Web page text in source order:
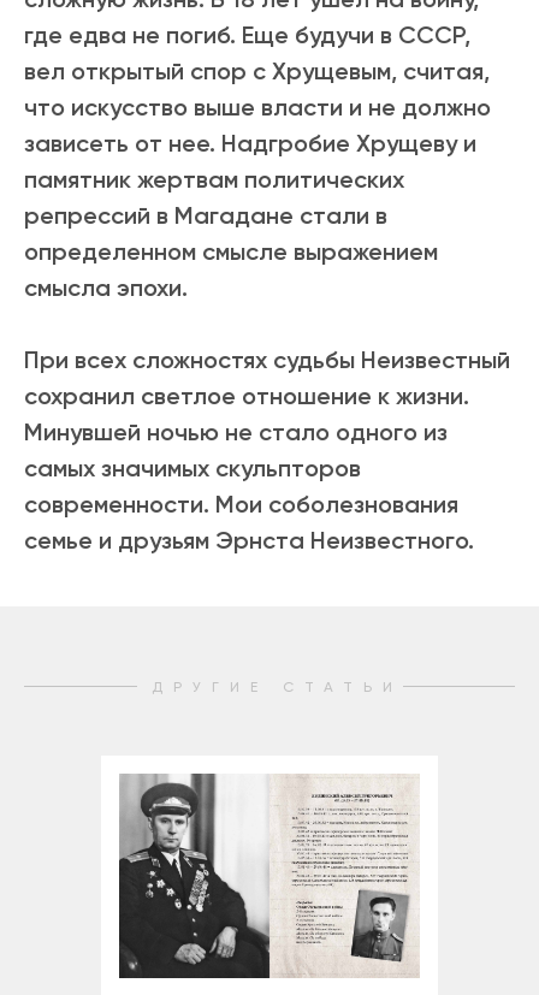
где едва не погиб. Еще будучи в СССР,
вел открытый спор с Хрущевым, считая,
что искусство выше власти и не должно
зависеть от нее. Надгробие Хрущеву и
памятник жертвам политических
репрессий в Магадане стали в
определенном смысле выражением
смысла эпохи.
При всех сложностях судьбы Неизвестный
сохранил светлое отношение к жизни.
Минувшей ночью не стало одного из
самых значимых скульпторов
современности. Мои соболезнования
семье и друзьям Эрнста Неизвестного.
ДРУГИЕ СТАТЬИ